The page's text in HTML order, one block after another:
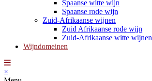
Spaanse witte wijn
Spaanse rode wijn
Zuid-Afrikaanse wijnen
Zuid Afrikaanse rode wijn
Zuid-Afrikaanse witte wijnen
Wijndomeinen
×